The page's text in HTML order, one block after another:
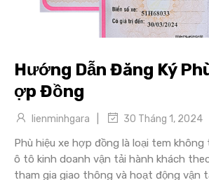
Hướng Dẫn Đăng Ký
ợp Đồng
lienminhgara 30 Tháng 1, 2024
Phù hiệu xe hợp đồng là loại tem
ô tô kinh doanh vận tải hành khách
tham gia giao thông và hoạt động vận